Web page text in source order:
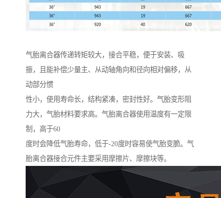
气胎离合器传递转矩较大，接合平稳，便于安装、吸
振，且能补偿少量主、从动轴角向和径向相对偏移，从
动部分惯
性小，使用寿命长，结构紧凑，密封性好。气胎变形阻
力大，气胎材料要求高。气胎离合器使用温度有一定限
制，高于60
度时会降低气胎寿命，低于-20度时容易使气胎变脆。气
胎离合器接合元件主要采用摩擦片、摩擦块等。